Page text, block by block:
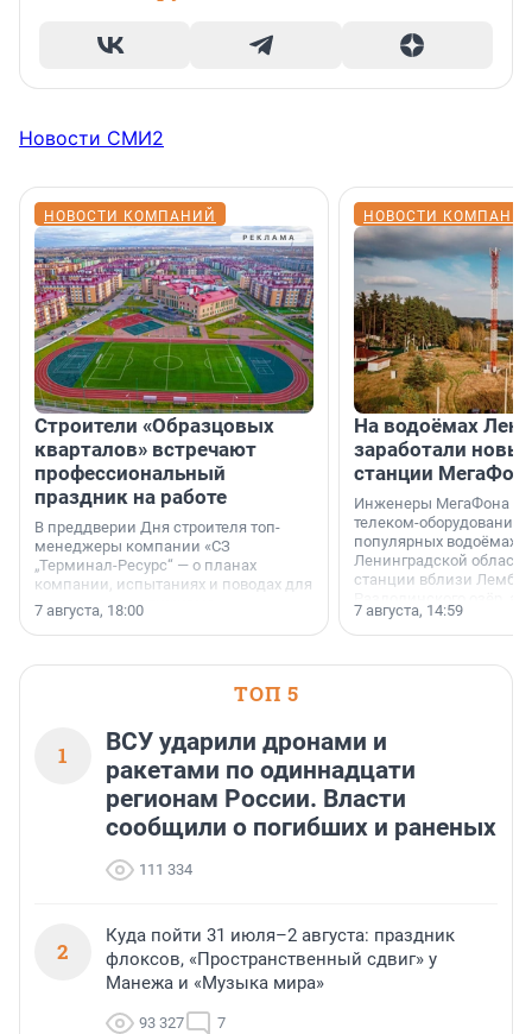
Новости СМИ2
НОВОСТИ КОМПАНИЙ
Строители «Образцовых
кварталов» встречают
профессиональный
праздник на работе
В преддверии Дня строителя топ-
менеджеры компании «СЗ
„Терминал-Ресурс“ — о планах
компании, испытаниях и поводах для
осторожного оптимизма.
7 августа, 18:00
НОВОСТИ
На водоёмах
заработали
станции
Инженеры МегаФона
телеком-оборудование
популярных водоёмах
Ленинградской
станции вблизи
недалеко от Большого
водопада.
7 августа, 14:59
ТОП 5
1
ВСУ ударили дронами и
ракетами по одиннадцати
регионам России. Власти
сообщили о погибших и раненых
111 334
2
Куда пойти 31 июля–2 августа: праздник
флоксов, «Пространственный сдвиг» у
Манежа и «Музыка мира»
93 327 7